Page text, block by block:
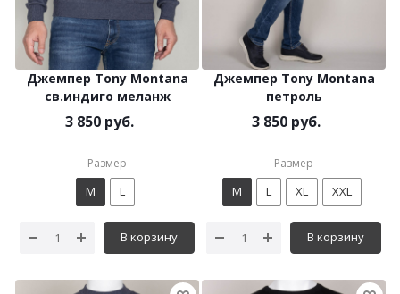
Джемпер Tony Montana
св.индиго меланж
3 850 руб.
Размер
M L
В корзину
Джемпер Tony Montana
петроль
3 850 руб.
Размер
M L XL XXL
В корзину